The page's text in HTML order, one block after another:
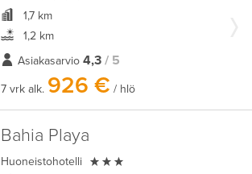
1,7 km
1,2 km
Asiakasarvio 4,3 / 5
7 vrk alk. 926 € / hlö
Bahia Playa
Huoneistohotelli 